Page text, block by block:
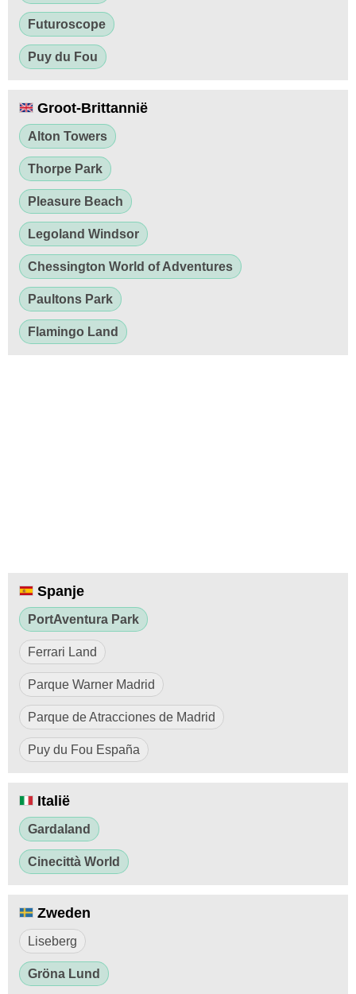
Futuroscope
Puy du Fou
Groot-Brittannië
Alton Towers
Thorpe Park
Pleasure Beach
Legoland Windsor
Chessington World of Adventures
Paultons Park
Flamingo Land
Spanje
PortAventura Park
Ferrari Land
Parque Warner Madrid
Parque de Atracciones de Madrid
Puy du Fou España
Italië
Gardaland
Cinecittà World
Zweden
Liseberg
Gröna Lund